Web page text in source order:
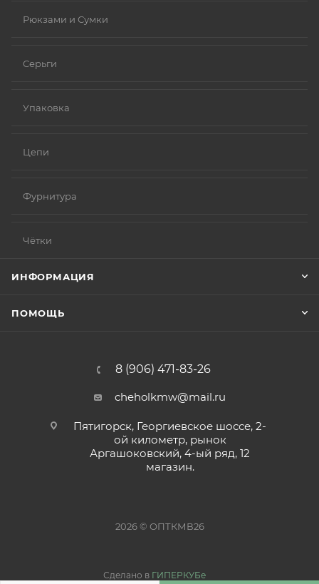
Рюкзами и Сумки
Серьги
Упаковка
Цепи
Фурнитура
Чётки
ИНФОРМАЦИЯ
ПОМОЩЬ
8 (906) 471-83-26
cheholkmw@mail.ru
Пятигорск, Георгиевское шоссе, 2-
ой километр, рынок
Аргашоковский, 4-ый ряд, 12
магазин.
2026 © ОПТКМВ26
Сделано в ГИПЕРКУБе